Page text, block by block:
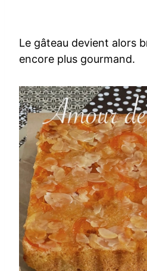
Le gâteau devient alors
encore plus gourmand.